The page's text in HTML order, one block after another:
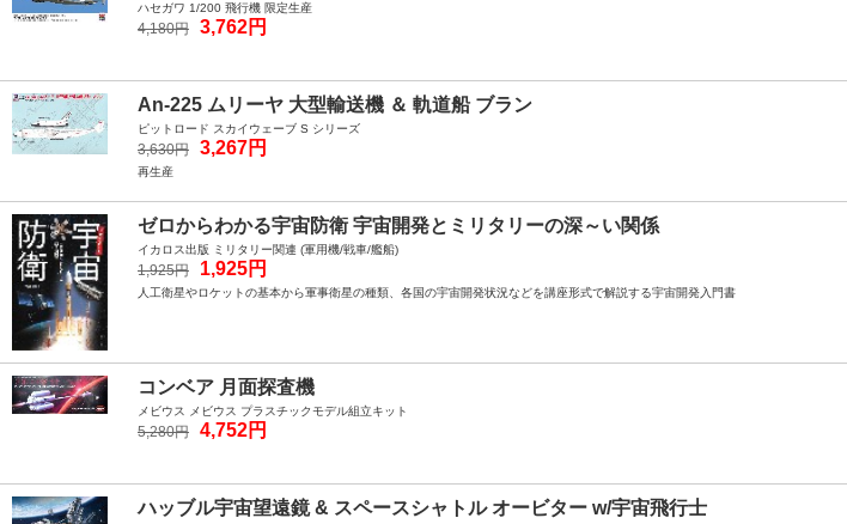
ハセガワ 1/200 飛行機 限定生産
4,180円 3,762円
An-225 ムリーヤ 大型輸送機 ＆ 軌道船 ブラン
ピットロード スカイウェーブ S シリーズ
3,630円 3,267円
再生産
ゼロからわかる宇宙防衛 宇宙開発とミリタリーの深～い関係
イカロス出版 ミリタリー関連 (軍用機/戦車/艦船)
1,925円 1,925円
人工衛星やロケットの基本から軍事衛星の種類、各国の宇宙開発状況などを講座形式で解説する宇宙開発入門書
コンベア 月面探査機
メビウス メビウス プラスチックモデル組立キット
5,280円 4,752円
ハッブル宇宙望遠鏡 & スペースシャトル オービター w/宇宙飛行士